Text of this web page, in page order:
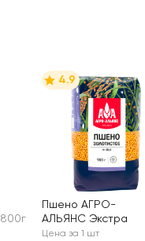
800г
4.9
Пшено АГРО-
АЛЬЯНС Экстра
Цена за 1 шт